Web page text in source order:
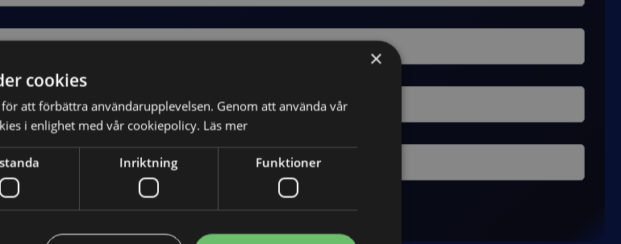
×
cookies
att förbättra användarupplevelsen. Genom att använda vår
i enlighet med vår cookiepolicy. Läs mer
Inriktning Funktioner